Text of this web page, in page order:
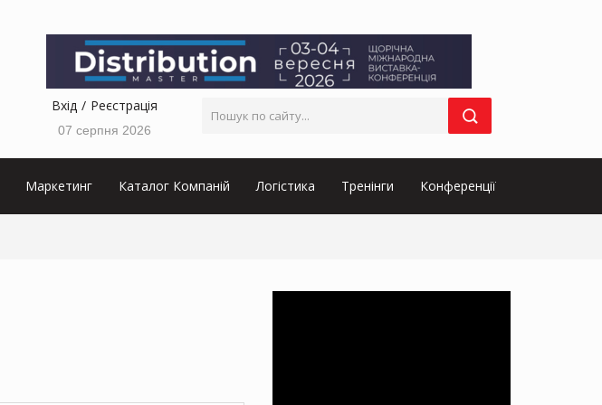
Вхід Реєстрація
07 серпня 2026
Маркетинг Каталог Компаній Логістика Тренінги Конференції